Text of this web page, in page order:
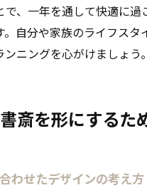
で、一年を通して快適に過
。自分や家族のライフスタ
ニングを心がけましょう。
斎を形にするた
わせたデザインの考え方